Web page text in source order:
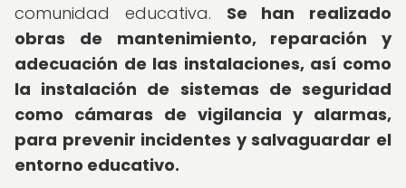
comunidad educativa. Se han realizado
obras de mantenimiento, reparación y
adecuación de las instalaciones, así como
la instalación de sistemas de seguridad
como cámaras de vigilancia y alarmas,
para prevenir incidentes y salvaguardar el
entorno educativo.